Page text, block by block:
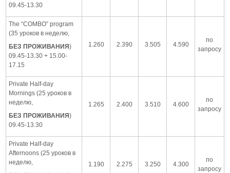
09.45-13.30
The “COMBO” program
(35 уроков в неделю,
БЕЗ ПРОЖИВАНИЯ)
09.45-13.30 + 15.00-
17.15
1.260 2.390 3.505 4.590
по
запросу
Private Half-day
Mornings (25 уроков в
неделю,
БЕЗ ПРОЖИВАНИЯ)
09.45-13.30
1.265 2.400 3.510 4.600
по
запросу
Private Half-day
Afternoons (25 уроков в
неделю,
1.190 2.275 3.250 4.300
по
запросу